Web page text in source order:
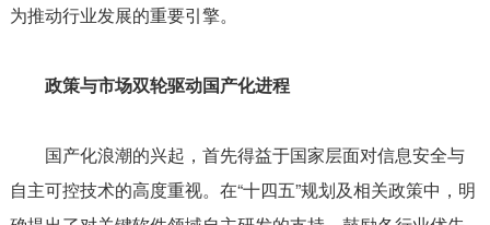
为推动行业发展的重要引擎。
政策与市场双轮驱动国产化进程
国产化浪潮的兴起，首先得益于国家层面对信息安全与
自主可控技术的高度重视。在“十四五”规划及相关政策中，明